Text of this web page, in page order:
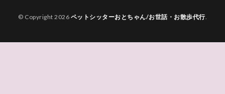
© Copyright 2026 ペットシッターおとちゃん/お世話・お散歩代行.